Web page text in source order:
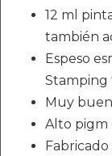
12 ml
también
Espeso
Stamping
Muy
Alto pigm
Fabricado